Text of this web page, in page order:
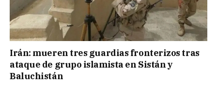
Irán: mueren tres guardias fronterizos tras
ataque de grupo islamista en Sistán y
Baluchistán